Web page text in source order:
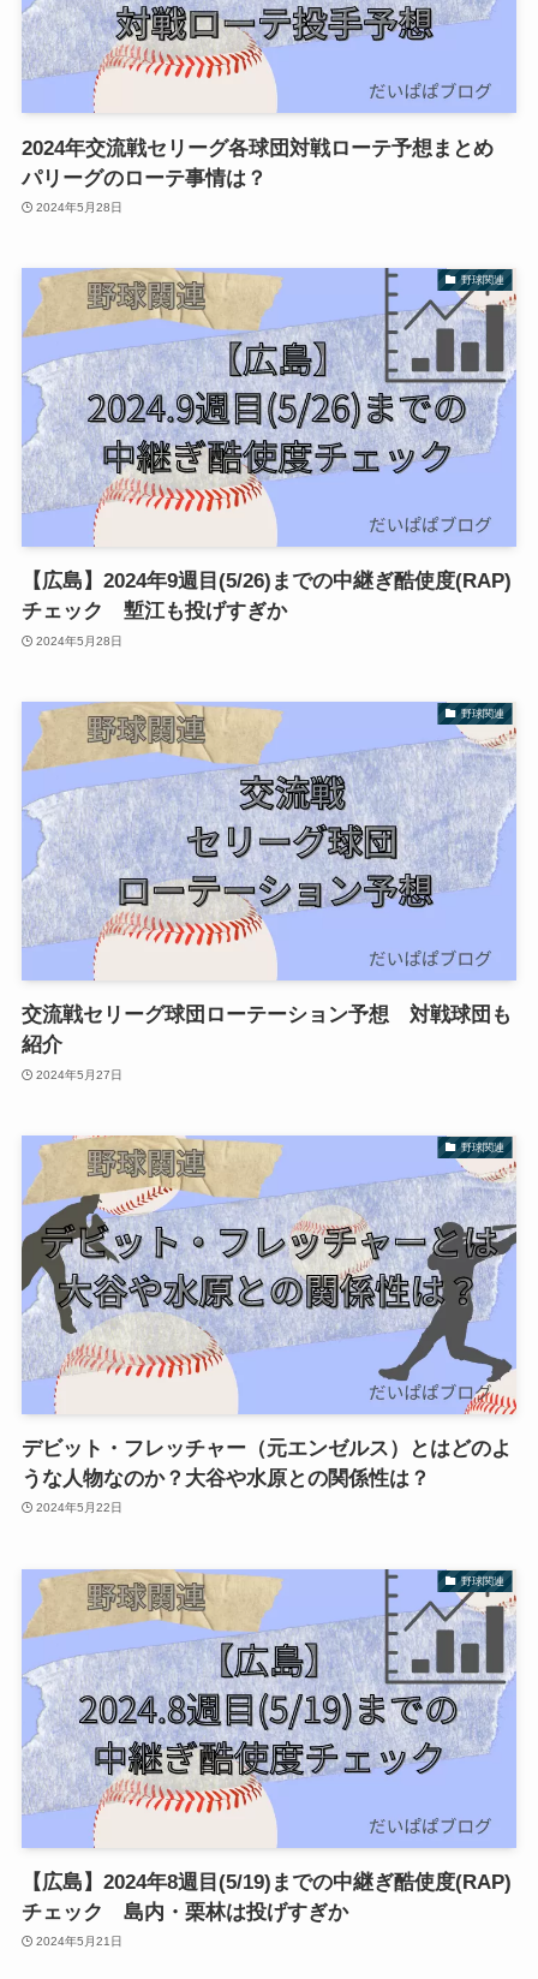
2024年交流戦セリーグ各球団対戦ローテ予想まとめ
パリーグのローテ事情は？
2024年5月28日
野球関連
【広島】2024年9週目(5/26)までの中継ぎ酷使度(RAP)
チェック 塹江も投げすぎか
2024年5月28日
野球関連
交流戦セリーグ球団ローテーション予想 対戦球団も
紹介
2024年5月27日
野球関連
デビット・フレッチャー（元エンゼルス）とはどのよ
うな人物なのか？大谷や水原との関係性は？
2024年5月22日
野球関連
【広島】2024年8週目(5/19)までの中継ぎ酷使度(RAP)
チェック 島内・栗林は投げすぎか
2024年5月21日